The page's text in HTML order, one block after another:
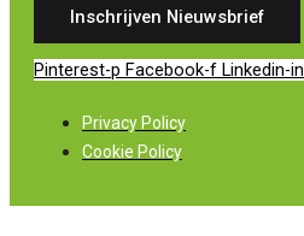
Inschrijven Nieuwsbrief
Pinterest-p Facebook-f Linkedin-in
Privacy Policy
Cookie Policy